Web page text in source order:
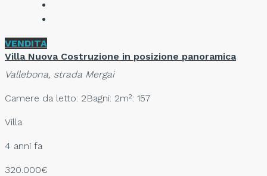
VENDITA
Villa Nuova Costruzione in posizione panoramica
Vallebona, strada Mergai
Camere da letto: 2Bagni: 2m²: 157
Villa
4 anni fa
320.000€